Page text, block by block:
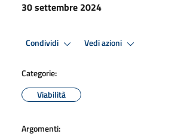
30 settembre 2024
Condividi Vedi azioni
Categorie:
Viabilità
Argomenti: